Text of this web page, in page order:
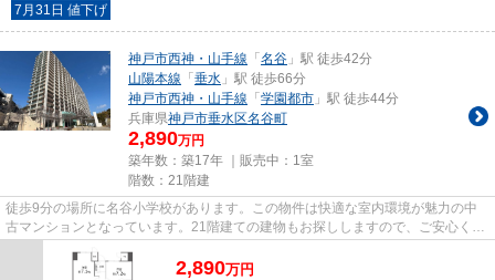
7月31日 値下げ
神戸市西神・山手線 「 名谷 」駅 徒歩42分
山陽本線 「 垂水 」駅 徒歩66分
神戸市西神・山手線 「 学園都市 」駅 徒歩44分
兵庫県神戸市垂水区名谷町
2,890万円
築年数：築17年 ｜販売中： 1室
階数：21階建
徒歩9分の場所に名谷小学校があります。この物件は快適な室内環境が魅力の中
古マンションとなっています。21階建ての建物もお探ししますので、ご安心くだ
2,890万円